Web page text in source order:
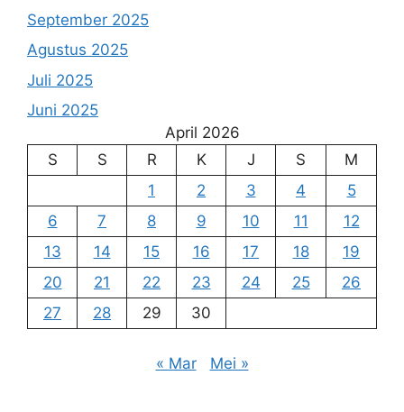
September 2025
Agustus 2025
Juli 2025
Juni 2025
April 2026
S
S R K J S
M
1
2 3 4
5
6
7 8 9 10 11
12
13
14 15 16 17 18
19
20
21 22 23 24 25
26
27
28 29 30
« Mar Mei »